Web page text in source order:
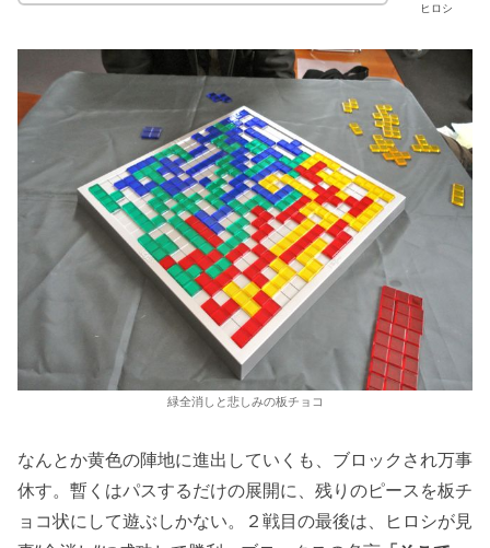
ヒロシ
緑全消しと悲しみの板チョコ
なんとか黄色の陣地に進出していくも、ブロックされ万事
休す。暫くはパスするだけの展開に、残りのピースを板チ
ョコ状にして遊ぶしかない。２戦目の最後は、ヒロシが見